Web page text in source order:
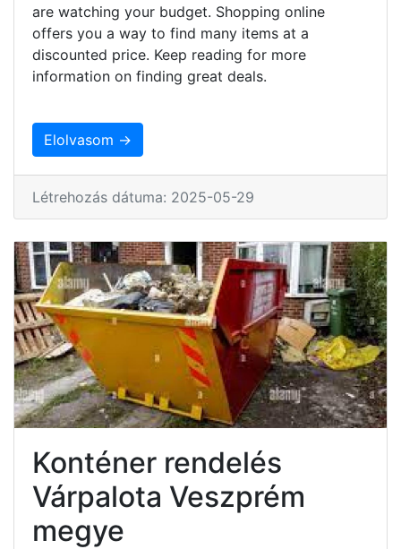
are watching your budget. Shopping online
offers you a way to find many items at a
discounted price. Keep reading for more
information on finding great deals.
Elolvasom →
Létrehozás dátuma: 2025-05-29
Konténer rendelés
Várpalota Veszprém
megye